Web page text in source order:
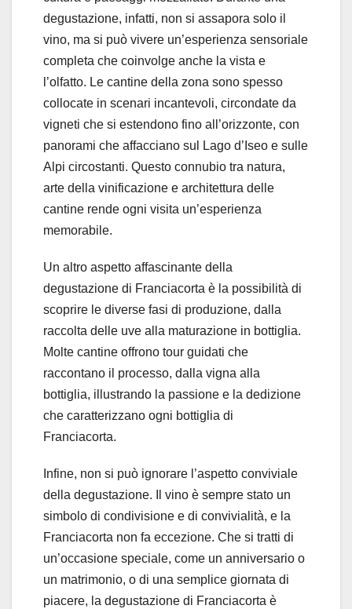
degustazione, infatti, non si assapora solo il
vino, ma si può vivere un’esperienza sensoriale
completa che coinvolge anche la vista e
l’olfatto. Le cantine della zona sono spesso
collocate in scenari incantevoli, circondate da
vigneti che si estendono fino all’orizzonte, con
panorami che affacciano sul Lago d’Iseo e sulle
Alpi circostanti. Questo connubio tra natura,
arte della vinificazione e architettura delle
cantine rende ogni visita un’esperienza
memorabile.
Un altro aspetto affascinante della
degustazione di Franciacorta è la possibilità di
scoprire le diverse fasi di produzione, dalla
raccolta delle uve alla maturazione in bottiglia.
Molte cantine offrono tour guidati che
raccontano il processo, dalla vigna alla
bottiglia, illustrando la passione e la dedizione
che caratterizzano ogni bottiglia di
Franciacorta.
Infine, non si può ignorare l’aspetto conviviale
della degustazione. Il vino è sempre stato un
simbolo di condivisione e di convivialità, e la
Franciacorta non fa eccezione. Che si tratti di
un’occasione speciale, come un anniversario o
un matrimonio, o di una semplice giornata di
piacere, la degustazione di Franciacorta è